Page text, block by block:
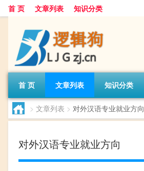
首 页 文章列表 知识分类
首 页 文章列表 知识分类
> 文章列表 > 对外汉语专业就业方向
对外汉语专业就业方向